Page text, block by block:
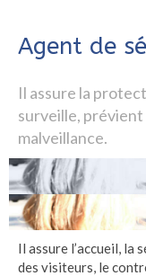
Agent de
Il assure la
surveille,
malveillance.
Il assure l’accueil, la
des visiteurs, le